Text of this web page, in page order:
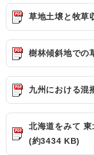
草地土壌と牧草
樹林傾斜地での
九州における混
北海道をみて
(約3434 KB)